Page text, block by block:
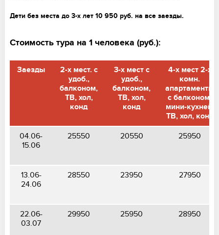
Дети без места до 3-х лет 10 950 руб. на все заезды.
Стоимость тура на 1 человека (руб.):
Заезды
2-х мест. с
удоб.,
балконом,
ТВ, хол,
конд
3-х мест с
удоб.,
балконом,
ТВ, хол,
конд
4-х мест 2-х
комн.
апартаменты
с балконом,
мини-кухней,
ТВ, хол, конд
04.06-
15.06
25550 20550 25950
13.06-
24.06
28550 23950 27950
22.06-
03.07
29950 25950 28950